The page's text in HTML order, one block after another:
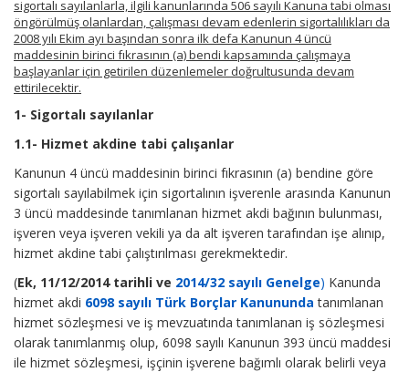
sigortalı sayılanlarla, ilgili kanunlarında 506 sayılı Kanuna tabi olması
öngörülmüş olanlardan, çalışması devam edenlerin sigortalılıkları da
2008 yılı Ekim ayı başından sonra ilk defa Kanunun 4 üncü
maddesinin birinci fıkrasının (a) bendi kapsamında çalışmaya
başlayanlar için getirilen düzenlemeler doğrultusunda devam
ettirilecektir.
1- Sigortalı sayılanlar
1.1- Hizmet akdine tabi çalışanlar
Kanunun 4 üncü maddesinin birinci fıkrasının (a) bendine göre
sigortalı sayılabilmek için sigortalının işverenle arasında Kanunun
3 üncü maddesinde tanımlanan hizmet akdi bağının bulunması,
işveren veya işveren vekili ya da alt işveren tarafından işe alınıp,
hizmet akdine tabi çalıştırılması gerekmektedir.
(Ek, 11/12/2014 tarihli ve 2014/32 sayılı Genelge) Kanunda
hizmet akdi 6098 sayılı Türk Borçlar Kanununda tanımlanan
hizmet sözleşmesi ve iş mevzuatında tanımlanan iş sözleşmesi
olarak tanımlanmış olup, 6098 sayılı Kanunun 393 üncü maddesi
ile hizmet sözleşmesi, işçinin işverene bağımlı olarak belirli veya